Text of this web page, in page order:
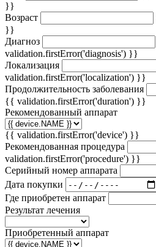
}}
Возраст
}}
Диагноз
validation.firstError('diagnosis') }}
Локализация
validation.firstError('localization') }}
Продолжительность заболевания
{{ validation.firstError('duration') }}
Рекомендованный аппарат
{{ validation.firstError('device') }}
Рекомендованная процедура
validation.firstError('procedure') }}
Серийный номер аппарата
Дата покупки
Где приобретен аппарат
Результат лечения
Приобретенный аппарат